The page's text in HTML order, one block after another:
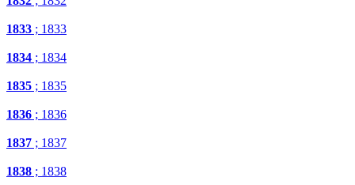
1833 ; 1833
1834 ; 1834
1835 ; 1835
1836 ; 1836
1837 ; 1837
1838 ; 1838